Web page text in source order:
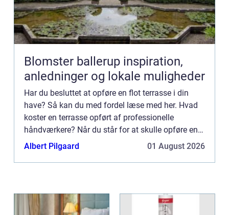
Blomster ballerup inspiration,
anledninger og lokale muligheder
Har du besluttet at opføre en flot terrasse i din
have? Så kan du med fordel læse med her. Hvad
koster en terrasse opført af professionelle
håndværkere? Når du står for at skulle opføre en
l&ae...
Albert Pilgaard 01 August 2026